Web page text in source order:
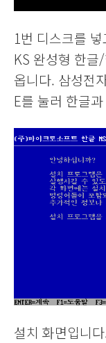
1번 디스크를
KS 완성형 한
옵니다. 삼성전
E를 눌러 한글
설치 화면입니